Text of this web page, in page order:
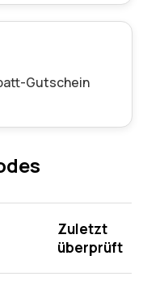
Gutschein
Zuletzt
überprüft